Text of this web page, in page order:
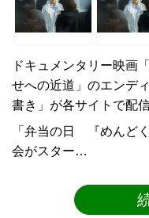
ドキュメンタリー映
せへの近道」のエンデ
書き」が各サイトで配
「弁当の日 『めんど
会がスター…